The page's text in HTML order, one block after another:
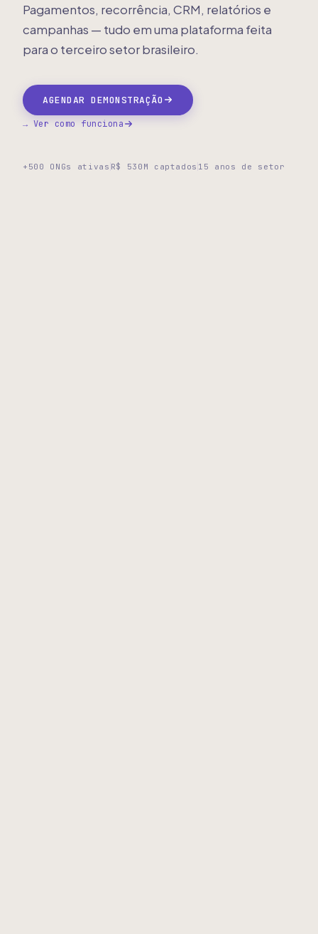
Pagamentos, recorrência, CRM, relatórios e
campanhas — tudo em uma plataforma feita
para o terceiro setor brasileiro.
AGENDAR DEMONSTRAÇÃO
→ Ver como funciona
+500 ONGs ativas R$ 530M captados 15 anos de setor